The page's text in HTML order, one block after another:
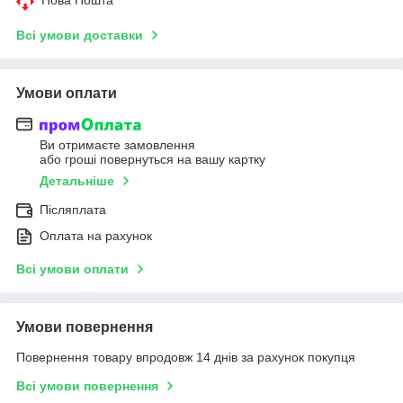
Всі умови доставки
Умови оплати
Ви отримаєте замовлення
або гроші повернуться на вашу картку
Детальніше
Післяплата
Оплата на рахунок
Всі умови оплати
Умови повернення
Повернення товару впродовж 14 днів за рахунок покупця
Всі умови повернення